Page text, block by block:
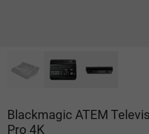
Blackmagic ATEM
Pro 4K